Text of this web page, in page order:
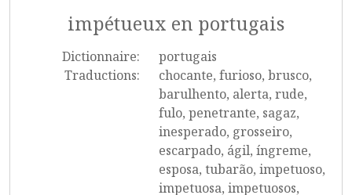
impétueux en portugais
Dictionnaire:
portugais
Traductions:
chocante, furioso, brusco,
barulhento, alerta, rude,
fulo, penetrante, sagaz,
inesperado, grosseiro,
escarpado, ágil, íngreme,
esposa, tubarão, impetuoso,
impetuosa, impetuosos,